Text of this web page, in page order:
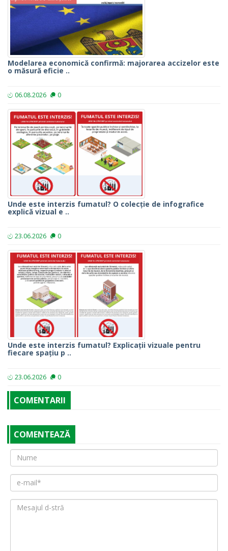
Modelarea economică confirmă: majorarea accizelor este
o măsură eficie ..
06.08.2026 0
Unde este interzis fumatul? O colecție de infografice
explică vizual e ..
23.06.2026 0
Unde este interzis fumatul? Explicații vizuale pentru
fiecare spațiu p ..
23.06.2026 0
COMENTARII
COMENTEAZĂ